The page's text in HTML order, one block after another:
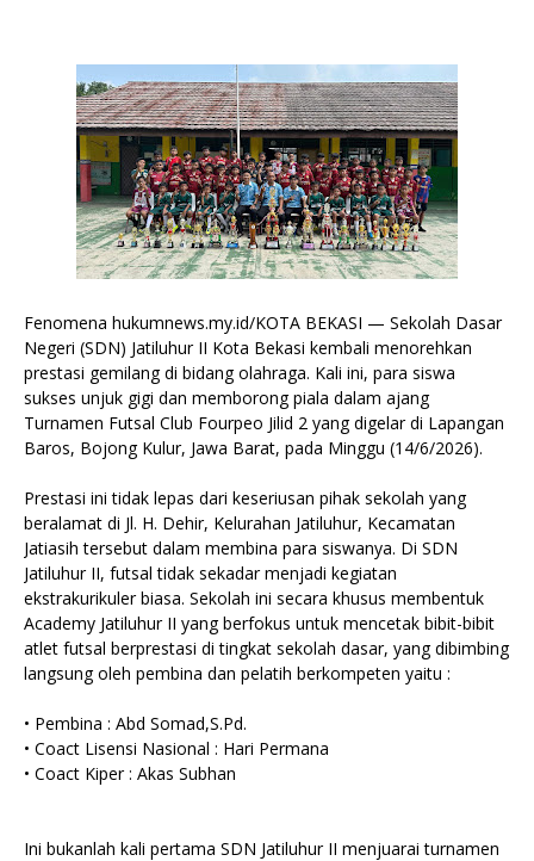
Fenomena hukumnews.my.id/KOTA BEKASI — Sekolah Dasar
Negeri (SDN) Jatiluhur II Kota Bekasi kembali menorehkan
prestasi gemilang di bidang olahraga. Kali ini, para siswa
sukses unjuk gigi dan memborong piala dalam ajang
Turnamen Futsal Club Fourpeo Jilid 2 yang digelar di Lapangan
Baros, Bojong Kulur, Jawa Barat, pada Minggu (14/6/2026).
​Prestasi ini tidak lepas dari keseriusan pihak sekolah yang
beralamat di Jl. H. Dehir, Kelurahan Jatiluhur, Kecamatan
Jatiasih tersebut dalam membina para siswanya. Di SDN
Jatiluhur II, futsal tidak sekadar menjadi kegiatan
ekstrakurikuler biasa. Sekolah ini secara khusus membentuk
Academy Jatiluhur II yang berfokus untuk mencetak bibit-bibit
atlet futsal berprestasi di tingkat sekolah dasar, yang dibimbing
langsung oleh pembina dan pelatih berkompeten yaitu :
• Pembina : Abd Somad,S.Pd.
• Coact Lisensi Nasional : Hari Permana
• Coact Kiper : Akas Subhan
​Ini bukanlah kali pertama SDN Jatiluhur II menjuarai turnamen